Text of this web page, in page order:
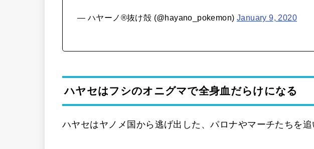
— ハヤーノ®️抜け殻 (@hayano_pokemon) January 9, 2020
ハヤセはフシのオニグマで全身血だらけになる
ハヤセはヤノメ国から逃げ出した、パロナやマーチたちを追